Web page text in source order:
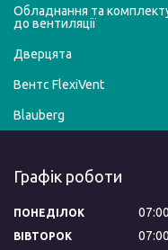
Обладнання та
до вентиляції
Дверцята
Вентс FlexiVent
Blauberg
Графік роботи
ПОНЕДІЛОК 07:00
ВІВТОРОК 07:00